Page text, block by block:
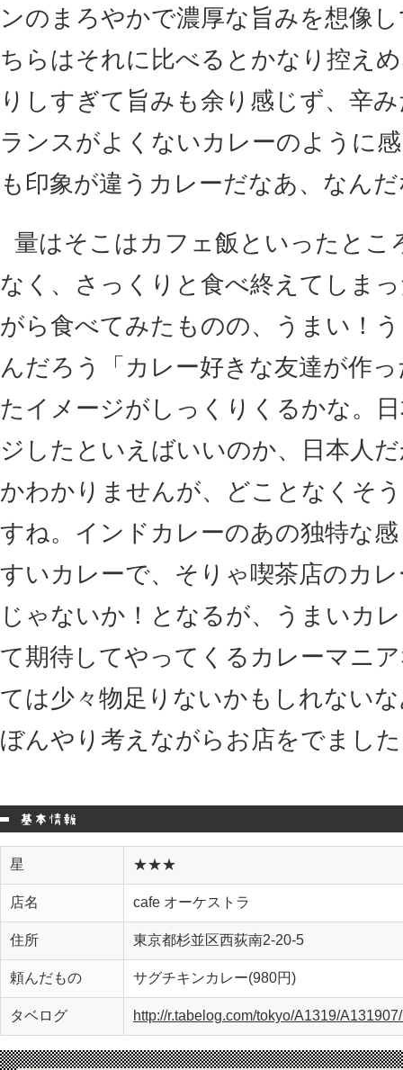
ンのまろやかで濃厚な旨みを想像
ちらはそれに比べるとかなり控え
りしすぎて旨みも余り感じず、辛
ランスがよくないカレーのように
も印象が違うカレーだなあ、なん
量はそこはカフェ飯といったとこ
なく、さっくりと食べ終えてしま
がら食べてみたものの、うまい！
んだろう「カレー好きな友達が作
たイメージがしっくりくるかな。
ジしたといえばいいのか、日本人
かわかりませんが、どことなくそ
すね。インドカレーのあの独特な
すいカレーで、そりゃ喫茶店のカ
じゃないか！となるが、うまいカ
て期待してやってくるカレーマニ
ては少々物足りないかもしれない
ぼんやり考えながらお店をでまし
星 ★★★
店名 cafe オーケストラ
住所 東京都杉並区西荻南2-20-5
頼んだもの サグチキンカレー(980円)
タベログ http://r.tabelog.com/tokyo/A1319/